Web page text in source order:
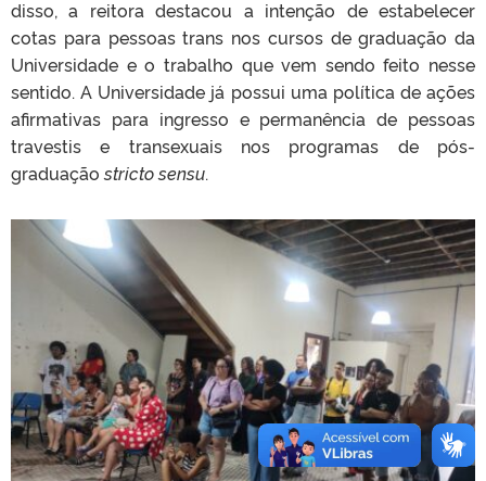
disso, a reitora destacou a intenção de estabelecer
cotas para pessoas trans nos cursos de graduação da
Universidade e o trabalho que vem sendo feito nesse
sentido. A Universidade já possui uma política de ações
afirmativas para ingresso e permanência de pessoas
travestis e transexuais nos programas de pós-
graduaçãostricto sensu.